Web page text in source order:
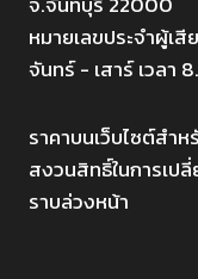
หมายเลขประจำผู้เ
จันทร์ - เสาร์ เวลา
ราคาบนเว็บไซต์สำ
สงวนสิทธิ์ในการเป
ราบล่วงหน้า